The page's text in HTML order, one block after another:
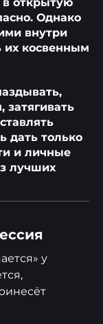
Однако
внутри
их косвенным
затягивать
только
и личные
лучших
у